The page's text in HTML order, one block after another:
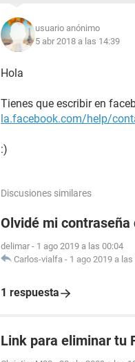
usuario anónimo
5 abr 2018 a las 14:39
Hola
Tienes que escribir en
la.facebook.com/help/
:)
Discusiones similares
Olvidé mi contraseña
delimar - 1 ago 2019 a las 00:04
Carlos-vialfa - 1 ago 2019 a las
1 respuesta
Link para eliminar tu